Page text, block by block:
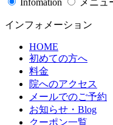
Infomation メニュ
インフォメーション
HOME
初めての方へ
料金
院へのアクセス
メールでのご予約
お知らせ・Blog
クーポン一覧